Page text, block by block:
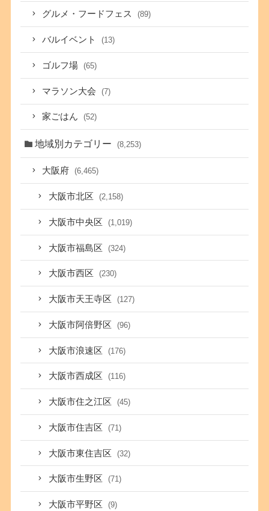
グルメ・フードフェス (89)
バルイベント (13)
ゴルフ場 (65)
マラソン大会 (7)
家ごはん (52)
地域別カテゴリー (8,253)
大阪府 (6,465)
大阪市北区 (2,158)
大阪市中央区 (1,019)
大阪市福島区 (324)
大阪市西区 (230)
大阪市天王寺区 (127)
大阪市阿倍野区 (96)
大阪市浪速区 (176)
大阪市西成区 (116)
大阪市住之江区 (45)
大阪市住吉区 (71)
大阪市東住吉区 (32)
大阪市生野区 (71)
大阪市平野区 (9)